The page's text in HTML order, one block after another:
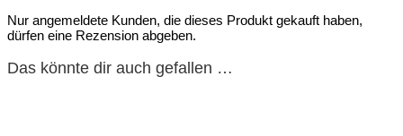
Nur angemeldete Kunden, die dieses Produkt gekauft haben,
dürfen eine Rezension abgeben.
Das könnte dir auch gefallen …